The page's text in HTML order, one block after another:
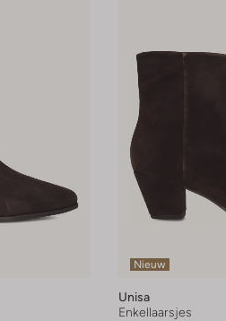
Nieuw
Unisa
Enkellaarsjes